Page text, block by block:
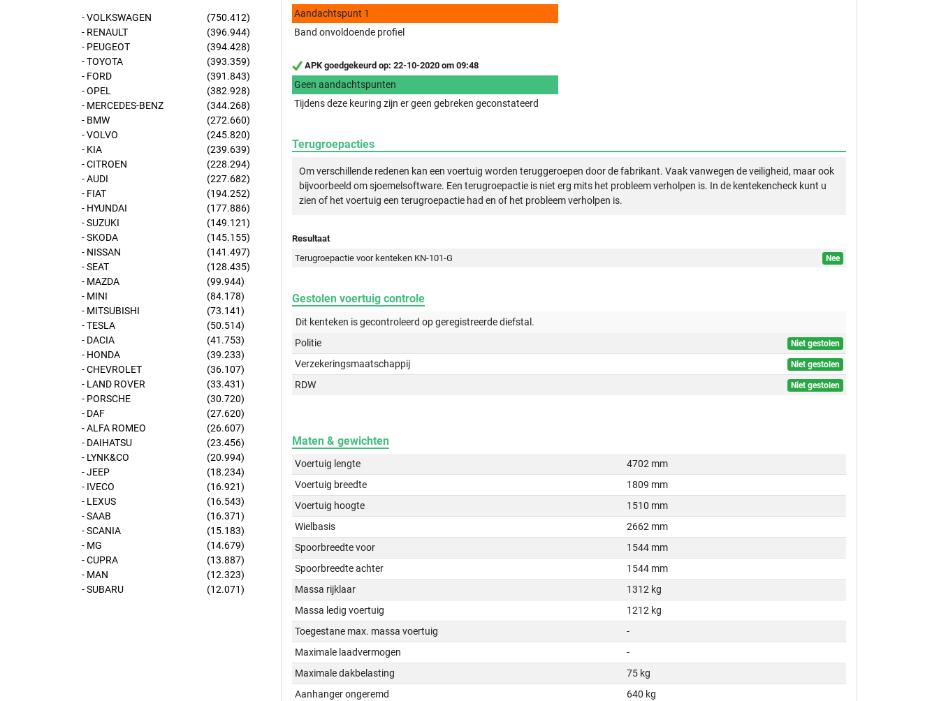
- VOLKSWAGEN
(750.412)
- RENAULT
(396.944)
- PEUGEOT
(394.428)
- TOYOTA
(393.359)
- FORD
(391.843)
- OPEL
(382.928)
- MERCEDES-BENZ
(344.268)
- BMW
(272.660)
- VOLVO
(245.820)
- KIA
(239.639)
- CITROEN
(228.294)
- AUDI
(227.682)
- FIAT
(194.252)
- HYUNDAI
(177.886)
- SUZUKI
(149.121)
- SKODA
(145.155)
- NISSAN
(141.497)
- SEAT
(128.435)
- MAZDA
(99.944)
- MINI
(84.178)
- MITSUBISHI
(73.141)
- TESLA
(50.514)
- DACIA
(41.753)
- HONDA
(39.233)
- CHEVROLET
(36.107)
- LAND ROVER
(33.431)
- PORSCHE
(30.720)
- DAF
(27.620)
- ALFA ROMEO
(26.607)
- DAIHATSU
(23.456)
- LYNK&CO
(20.994)
- JEEP
(18.234)
- IVECO
(16.921)
- LEXUS
(16.543)
- SAAB
(16.371)
- SCANIA
(15.183)
- MG
(14.679)
- CUPRA
(13.887)
- MAN
(12.323)
- SUBARU
(12.071)
Aandachtspunt 1
Band onvoldoende profiel
APK goedgekeurd op: 22-10-2020 om 09:48
Geen aandachtspunten
Tijdens deze keuring zijn er geen gebreken geconstateerd
Terugroepacties
Om verschillende redenen kan een voertuig worden teruggeroepen door de fabrikant. Vaak vanwegen de veiligheid, maar ook
bijvoorbeeld om sjoemelsoftware. Een terugroepactie is niet erg mits het probleem verholpen is. In de kentekencheck kunt u
zien of het voertuig een terugroepactie had en of het probleem verholpen is.
Resultaat
Terugroepactie voor kenteken KN-101-G
Nee
Gestolen voertuig controle
Dit kenteken is gecontroleerd opgeregistreerdediefstal.
Politie
Niet gestolen
Verzekeringsmaatschappij Niet gestolen
RDW Niet gestolen
Maten & gewichten
Voertuig lengte
4702 mm
Voertuig breedte
1809 mm
Voertuig hoogte
1510 mm
Wielbasis
2662 mm
Spoorbreedte voor
1544 mm
Spoorbreedte achter
1544 mm
Massa rijklaar
1312 kg
Massa ledig voertuig
1212 kg
Toegestane max. massa voertuig
-
Maximale laadvermogen
-
Maximale dakbelasting
75 kg
Aanhanger ongeremd
640 kg